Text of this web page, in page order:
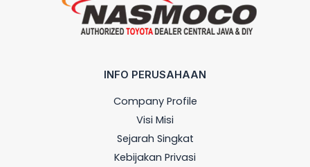
INFO PERUSAHAAN
Company Profile
Visi Misi
Sejarah Singkat
Kebijakan Privasi